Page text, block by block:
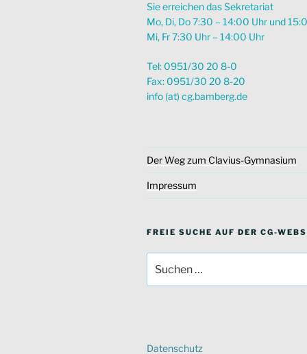
Sie erreichen das Sekretariat
Mo, Di, Do 7:30 – 14:00 Uhr und
Mi, Fr 7:30 Uhr – 14:00 Uhr
Tel: 0951/30 20 8-0
Fax: 0951/30 20 8-20
info (at) cg.bamberg.de
Der Weg zum Clavius-Gymnasium
Impressum
FREIE SUCHE AUF DER CG-
nach:
Datenschutz